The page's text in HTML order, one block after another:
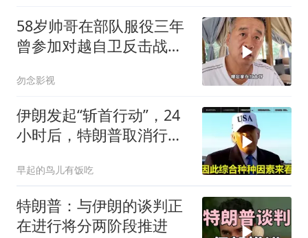
58岁帅哥在部队服役三年
曾参加对越自卫反击战讲
勿念影视
伊朗发起“斩首行动”，24
小时后，特朗普取消行
早起的鸟儿有饭吃
特朗普：与伊朗的谈判正
在进行将分两阶段推进